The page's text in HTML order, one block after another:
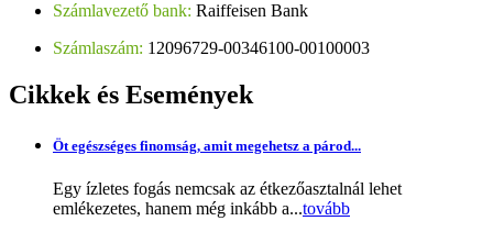
Számlavezető bank: Raiffeisen Bank
Számlaszám: 12096729-00346100-00100003
Cikkekés Események
Öt egészséges finomság, amit megehetsz a párod...
Egy ízletes fogás nemcsak az étkezőasztalnál lehet
emlékezetes, hanem még inkább a...tovább